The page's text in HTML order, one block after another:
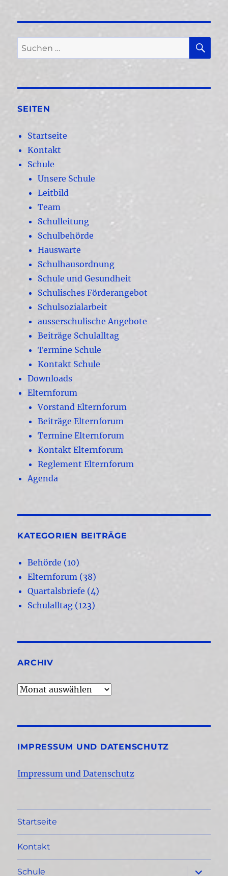
Suchen
nach:
SEITEN
Startseite
Kontakt
Schule
Unsere Schule
Leitbild
Team
Schulleitung
Schulbehörde
Hauswarte
Schulhausordnung
Schule und Gesundheit
Schulisches Förderangebot
Schulsozialarbeit
ausserschulische Angebote
Beiträge Schulalltag
Termine Schule
Kontakt Schule
Downloads
Elternforum
Vorstand Elternforum
Beiträge Elternforum
Termine Elternforum
Kontakt Elternforum
Reglement Elternforum
Agenda
KATEGORIEN BEITRÄGE
Behörde (10)
Elternforum (38)
Quartalsbriefe (4)
Schulalltag (123)
ARCHIV
Archiv
IMPRESSUM UND DATENSCHUTZ
Impressum und Datenschutz
Startseite
Kontakt
Schule